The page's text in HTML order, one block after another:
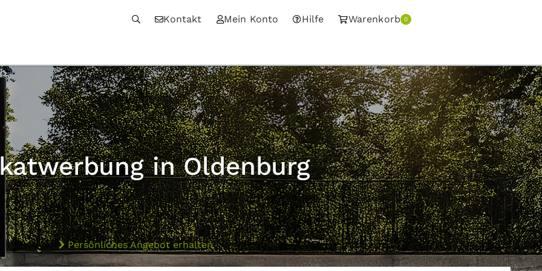
Kontakt Mein Konto Hilfe Warenkorb 0
in Oldenburg
Persönliches Angebot erhalten